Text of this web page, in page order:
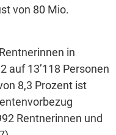
von 80 Mio.
in
auf 13’118 Personen
8,3 Prozent ist
Rentnerinnen und